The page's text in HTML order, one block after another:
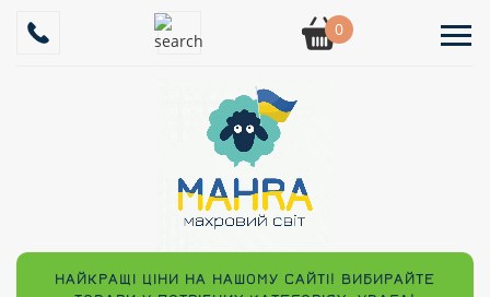
0
НАЙКРАЩІ ЦІНИ НА НАШОМУ САЙТІ! ВИБИРАЙТЕ